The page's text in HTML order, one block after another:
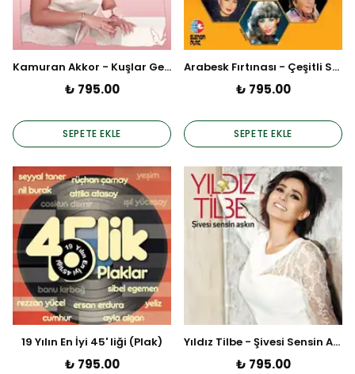
Kamuran Akkor - Kuşlar Getirir Sesini (Plak)
₺ 795.00
SEPETE EKLE
Arabesk Fırtınası - Çeşitli Sanatçılar (Plak)
₺ 795.00
SEPETE EKLE
19 Yılın En İyi 45' liği (Plak)
₺ 795.00
Yıldız Tilbe - Şivesi Sensin Aşkın (Plak)
₺ 795.00